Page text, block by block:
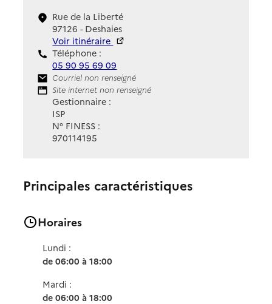
Rue de la Liberté
97126 - Deshaies
Voir itinéraire
Téléphone :
05 90 95 69 09
Contact
Courriel non renseigné
Site Internet
Site internet non renseigné
Gestionnaire :
ISP
N° FINESS :
970114195
Principales caractéristiques
Horaires
Lundi :
de 06:00 à 18:00
Mardi :
de 06:00 à 18:00